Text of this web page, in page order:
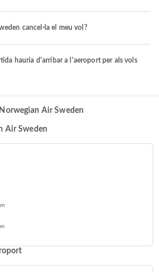
cancel·la el meu vol?
hauria d'arribar a l'aeroport per als vols
Air Sweden
Air Sweden